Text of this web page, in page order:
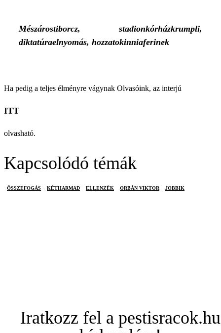
Mészárostiborcz, stadionkórházkrumpli,
diktatúraelnyomás, hozzatokinniaferinek
Ha pedig a teljes élményre vágynak Olvasóink, az interjú
ITT
olvasható.
Kapcsolódó témák
ÖSSZEFOGÁS KÉTHARMAD ELLENZÉK ORBÁN VIKTOR JOBBIK
Iratkozz fel a pestisracok.hu